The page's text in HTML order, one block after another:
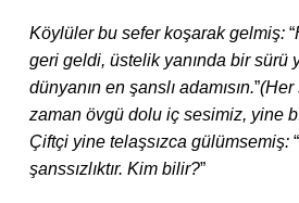
Köylüler bu sefer koşarak gelmiş: “
geri geldi, üstelik yanında bir sürü
dünyanın en şanslı adamısın.”(Her
zaman övgü dolu iç sesimiz, yine
Çiftçi yine telaşsızca gülümsemiş: “
şanssızlıktır. Kim bilir?”